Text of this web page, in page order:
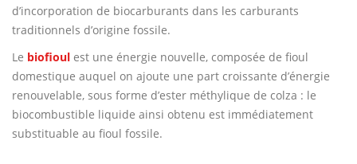
d’incorporation de biocarburants dans les carburants
traditionnels d’origine fossile.
Le biofioul est une énergie nouvelle, composée de fioul
domestique auquel on ajoute une part croissante d’énergie
renouvelable, sous forme d’ester méthylique de colza : le
biocombustible liquide ainsi obtenu est immédiatement
substituable au fioul fossile.